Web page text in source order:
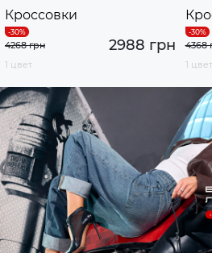
Кроссовки
2988 грн
4268 грн
1 цвет
4368
1 цвет